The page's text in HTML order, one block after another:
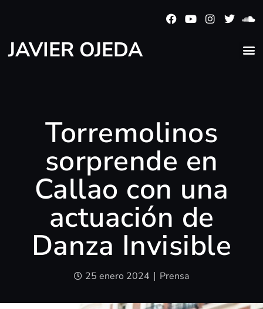
JAVIER OJEDA
Torremolinos
sorprende en
Callao con una
actuación de
Danza Invisible
25 enero 2024 Prensa